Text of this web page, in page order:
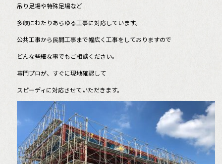
吊り足場や特殊足場など
多岐にわたりあらゆる工事に対応しています。
公共工事から民間工事まで幅広く工事をしておりますので
どんな些細な事でもご相談ください。
専門プロが、すぐに現地確認して
スピーディに対応させていただきます。